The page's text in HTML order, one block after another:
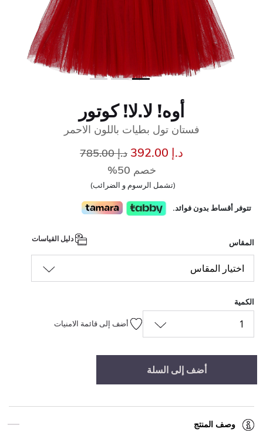
أوه! لا.لا! كوتور
فستان تول بطيات باللون الاحمر
د.إ 392.00 سعر مخفض مند.إ 785.00
خصم 50%
(تشمل الرسوم و الضرائب)
تتوفر أقساط بدون فوائد.
المقاس
اختيار المقاس
الكمية
1 أضف إلى قائمة الامنيات
أضف إلى السلة
وصف المنتج